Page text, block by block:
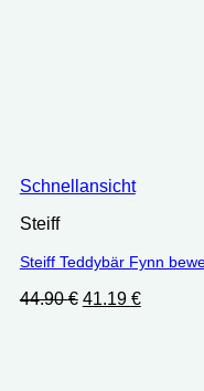
Schnellansicht
Steiff
Steiff Teddybär Fynn
44.90€ Ursprünglicher
41.19 €Aktueller